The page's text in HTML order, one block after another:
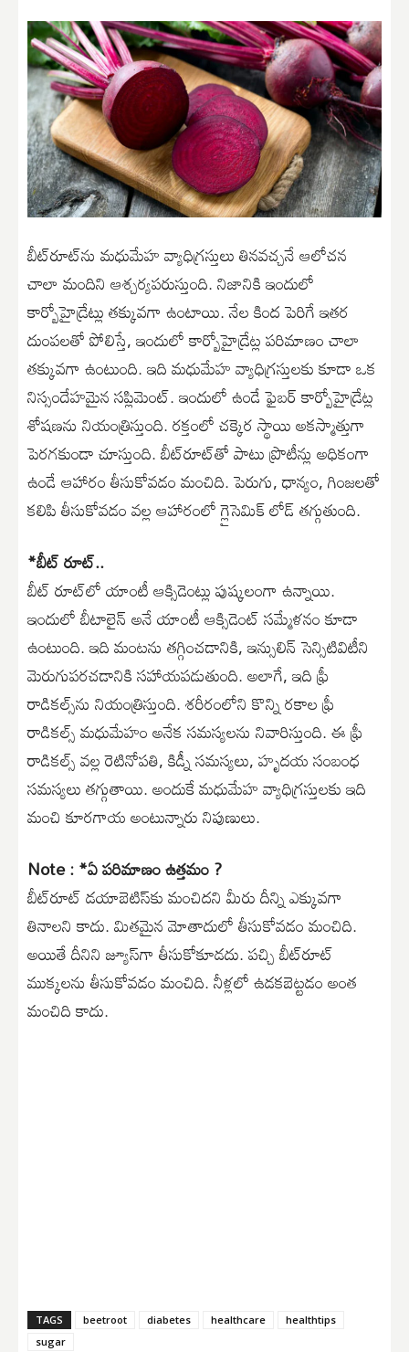
బీట్‌రూట్‌ను మధుమేహ వ్యాధిగ్రస్తులు తినవచ్చనే ఆలోచన
చాలా మందిని ఆశ్చర్యపరుస్తుంది. నిజానికి ఇందులో
కార్బోహైడ్రేట్లు తక్కువగా ఉంటాయి. నేల కింద పెరిగే ఇతర
దుంపలతో పోలిస్తే, ఇందులో కార్బోహైడ్రేట్ల పరిమాణం చాలా
తక్కువగా ఉంటుంది. ఇది మధుమేహ వ్యాధిగ్రస్తులకు కూడా ఒక
నిస్సందేహమైన సప్లిమెంట్. ఇందులో ఉండే ఫైబర్ కార్బోహైడ్రేట్ల
శోషణను నియంత్రిస్తుంది. రక్తంలో చక్కెర స్థాయి అకస్మాత్తుగా
పెరగకుండా చూస్తుంది. బీట్‌రూట్‌తో పాటు ప్రొటీన్లు అధికంగా
ఉండే ఆహారం తీసుకోవడం మంచిది. పెరుగు, ధాన్యం, గింజలతో
కలిపి తీసుకోవడం వల్ల ఆహారంలో గ్లైసెమిక్ లోడ్ తగ్గుతుంది.
*బీట్ రూట్..
బీట్ రూట్‌లో యాంటీ ఆక్సిడెంట్లు పుష్కలంగా ఉన్నాయి.
ఇందులో బీటాలైన్ అనే యాంటీ ఆక్సిడెంట్ సమ్మేళనం కూడా
ఉంటుంది. ఇది మంటను తగ్గించడానికి, ఇన్సులిన్ సెన్సిటివిటీని
మెరుగుపరచడానికి సహాయపడుతుంది. అలాగే, ఇది ఫ్రీ
రాడికల్స్‌ను నియంత్రిస్తుంది. శరీరంలోని కొన్ని రకాల ఫ్రీ
రాడికల్స్ మధుమేహం అనేక సమస్యలను నివారిస్తుంది. ఈ ఫ్రీ
రాడికల్స్ వల్ల రెటినోపతి, కిడ్నీ సమస్యలు, హృదయ సంబంధ
సమస్యలు తగ్గుతాయి. అందుకే మధుమేహ వ్యాధిగ్రస్తులకు ఇది
మంచి కూరగాయ అంటున్నారు నిపుణులు.
Note : *ఏ పరిమాణం ఉత్తమం ?
బీట్‌రూట్ డయాబెటిస్‌కు మంచిదని మీరు దీన్ని ఎక్కువగా
తినాలని కాదు. మితమైన మోతాదులో తీసుకోవడం మంచిది.
అయితే దీనిని జ్యూస్‌గా తీసుకోకూడదు. పచ్చి బీట్‌రూట్
ముక్కలను తీసుకోవడం మంచిది. నీళ్లలో ఉడకబెట్టడం అంత
మంచిది కాదు.
TAGS beetroot diabetes healthcare
healthtips
sugar